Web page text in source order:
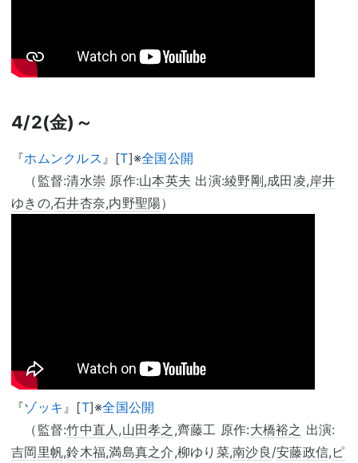
4/2(金)～
『ホムンクルス 』[T]※全国公開
（監督:清水崇 原作:山本英夫 出演:綾野剛,成田凌,岸井
ゆきの,石井杏奈,内野聖陽）
『ゾッキ 』[T]※全国公開
（監督:竹中直人,山田孝之 ,齊藤工 原作:大橋裕之 出演:
吉岡里帆,鈴木福,満島真之介,柳ゆり菜,南沙良 /安藤政信, ピ